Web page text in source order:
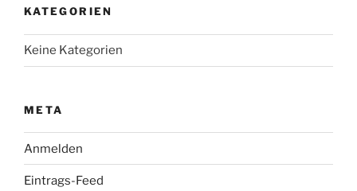
KATEGORIEN
Keine Kategorien
META
Anmelden
Eintrags-Feed